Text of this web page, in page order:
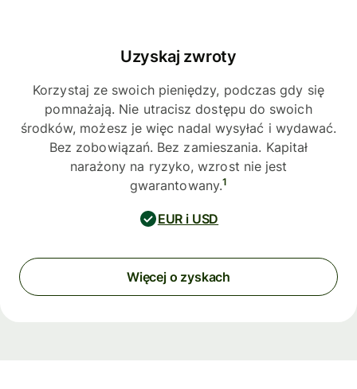
Uzyskaj zwroty
Korzystaj ze swoich pieniędzy, podczas gdy się
pomnażają. Nie utracisz dostępu do swoich
środków, możesz je więc nadal wysyłać i wydawać.
Bez zobowiązań. Bez zamieszania. Kapitał
narażony na ryzyko, wzrost nie jest
gwarantowany.1
EUR i USD
Więcej o zyskach